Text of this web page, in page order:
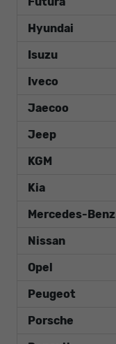
Hyundai
Isuzu
Iveco
Jaecoo
Jeep
KGM
Kia
Mercedes-Benz
Nissan
Opel
Peugeot
Porsche